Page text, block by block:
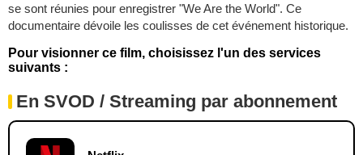
se sont réunies pour enregistrer "We Are the World". Ce
documentaire dévoile les coulisses de cet événement historique.
Pour visionner ce film, choisissez l'un des services
suivants :
En SVOD / Streaming par abonnement